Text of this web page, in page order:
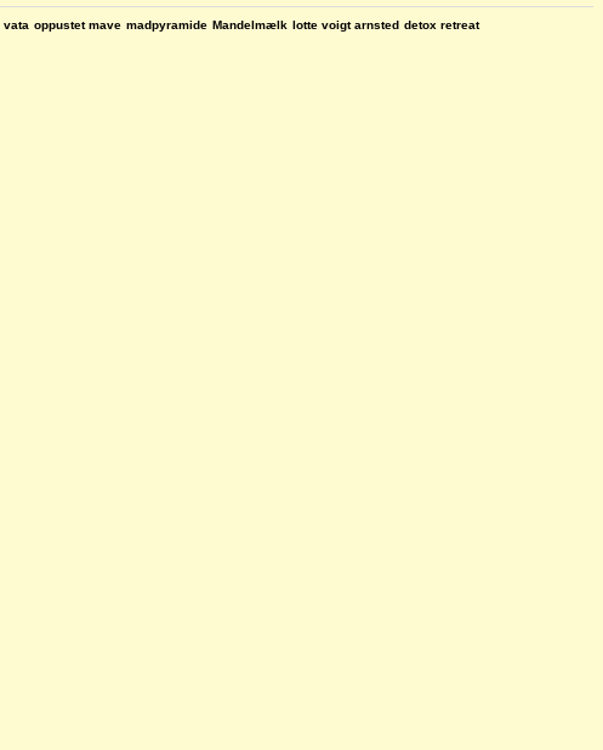
vata oppustet mave madpyramide Mandelmælk lotte voigt arnsted detox retreat